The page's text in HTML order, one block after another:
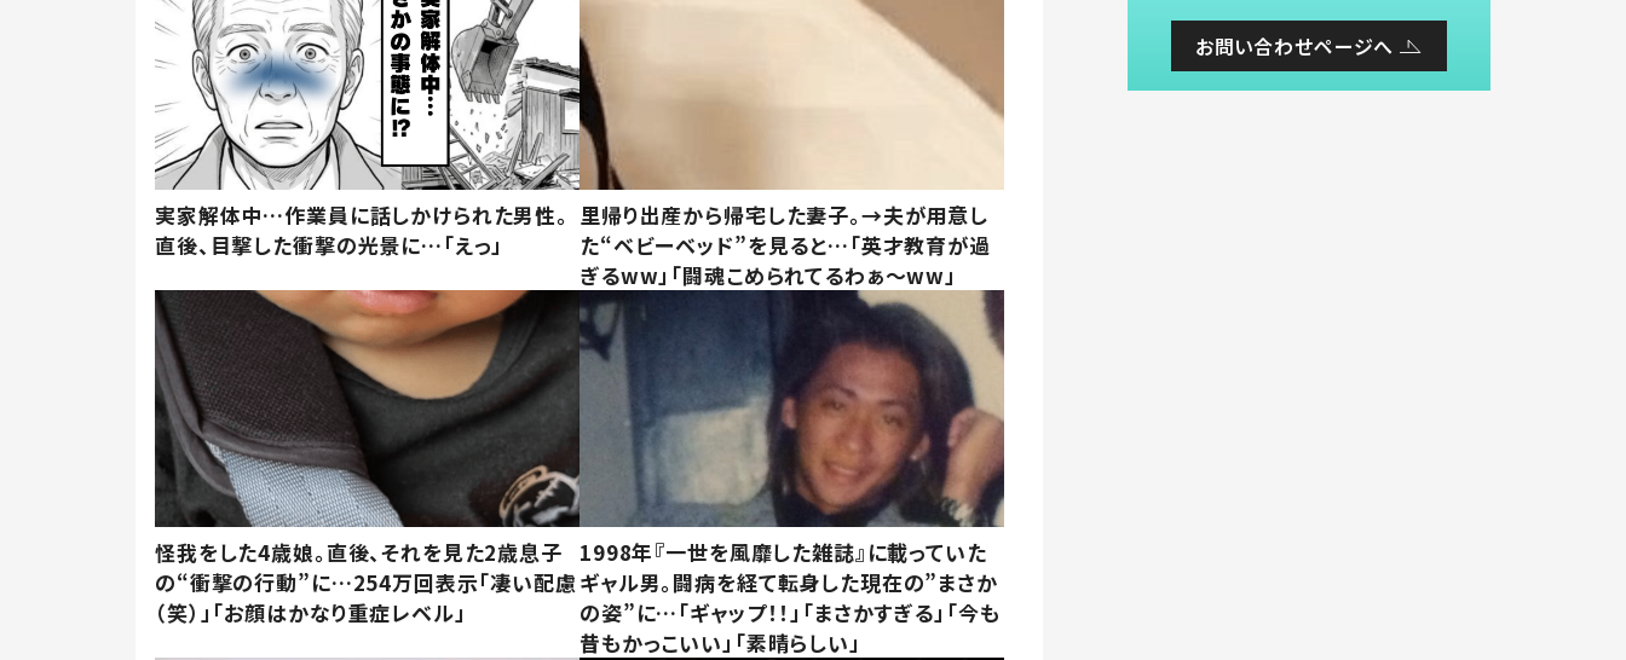
実家解体中…作業員に話しかけられた男性。
直後、目撃した衝撃の光景に…「えっ」
里帰り出産から帰宅した妻子。→夫が用意し
た“ベビーベッド”を見ると…「英才教育が過
ぎるww」「闘魂こめられてるわぁ～ww」
怪我をした4歳娘。直後、それを見た2歳息子
の“衝撃の行動”に…254万回表示「凄い配慮
（笑）」「お顔はかなり重症レベル」
1998年『一世を風靡した雑誌』に載っていた
ギャル男。闘病を経て転身した現在の”まさか
の姿”に…「ギャップ！！」「まさかすぎる」「今も
昔もかっこいい」「素晴らしい」
お問い合わせページへ